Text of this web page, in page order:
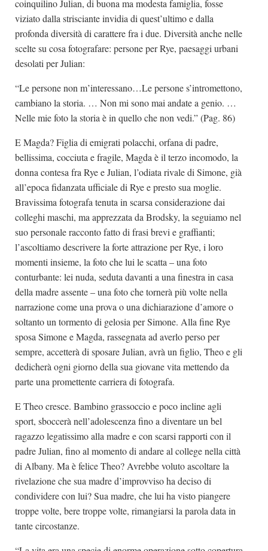
coinquilino Julian, di buona ma modesta famiglia, fosse
viziato dalla strisciante invidia di quest’ultimo e dalla
profonda diversità di carattere fra i due. Diversità anche nelle
scelte su cosa fotografare: persone per Rye, paesaggi urbani
desolati per Julian:
“Le persone non m’interessano…Le persone s’intromettono,
cambiano la storia. … Non mi sono mai andate a genio. …
Nelle mie foto la storia è in quello che non vedi.” (Pag. 86)
E Magda? Figlia di emigrati polacchi, orfana di padre,
bellissima, cocciuta e fragile, Magda è il terzo incomodo, la
donna contesa fra Rye e Julian, l’odiata rivale di Simone, già
all’epoca fidanzata ufficiale di Rye e presto sua moglie.
Bravissima fotografa tenuta in scarsa considerazione dai
colleghi maschi, ma apprezzata da Brodsky, la seguiamo nel
suo personale racconto fatto di frasi brevi e graffianti;
l’ascoltiamo descrivere la forte attrazione per Rye, i loro
momenti insieme, la foto che lui le scatta – una foto
conturbante: lei nuda, seduta davanti a una finestra in casa
della madre assente – una foto che tornerà più volte nella
narrazione come una prova o una dichiarazione d’amore o
soltanto un tormento di gelosia per Simone. Alla fine Rye
sposa Simone e Magda, rassegnata ad averlo perso per
sempre, accetterà di sposare Julian, avrà un figlio, Theo e gli
dedicherà ogni giorno della sua giovane vita mettendo da
parte una promettente carriera di fotografa.
E Theo cresce. Bambino grassoccio e poco incline agli
sport, sboccerà nell’adolescenza fino a diventare un bel
ragazzo legatissimo alla madre e con scarsi rapporti con il
padre Julian, fino al momento di andare al college nella città
di Albany. Ma è felice Theo? Avrebbe voluto ascoltare la
rivelazione che sua madre d’improvviso ha deciso di
condividere con lui? Sua madre, che lui ha visto piangere
troppe volte, bere troppe volte, rimangiarsi la parola data in
tante circostanze.